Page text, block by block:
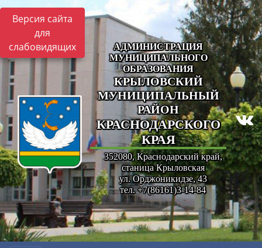
Версия сайта
для
слабовидящих
АДМИНИСТРАЦИЯ
МУНИЦИПАЛЬНОГО
ОБРАЗОВАНИЯ
КРЫЛОВСКИЙ
МУНИЦИПАЛЬНЫЙ
РАЙОН
КРАСНОДАРСКОГО
КРАЯ
352080, Краснодарский край,
станица Крыловская
ул. Орджоникидзе, 43
тел. +7(86161)3-14-84